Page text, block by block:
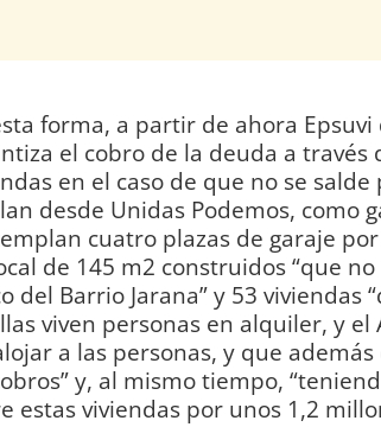
forma, a partir de ahora
el cobro de la deuda a través
en el caso de que no se
desde Unidas Podemos, como
cuatro plazas de garaje
de 145 m2 construidos “que
del Barrio Jarana” y 53
viven personas en alquiler, y
a las personas, y que
y, al mismo tiempo,
estas viviendas por unos 1,2